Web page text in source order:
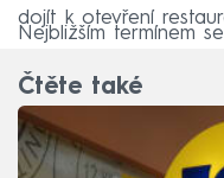
dojít k otevření
Nejbližším termínem
Čtěte také